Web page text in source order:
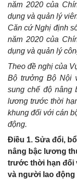
năm 2020 của
dụng và quản lý
Căn cứ Nghị định
năm 2020 của
dụng và quản lý
Theo đề nghị của
Bộ trưởng Bộ Nội
sung chế độ nâng
lương trước thời
khung đối với cán
động.
Điều 1. Sửa đổi,
nâng bậc lương
trước thời hạn đối
và người lao